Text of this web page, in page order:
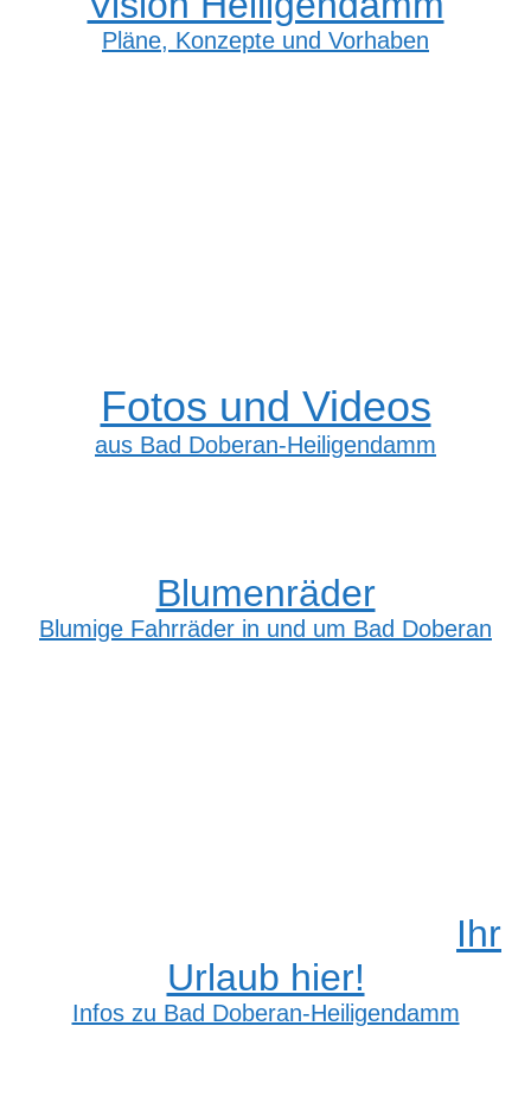
Pläne, Konzepte und Vorhaben
Fotos und Videos
aus Bad Doberan-Heiligendamm
Blumenräder
Blumige Fahrräder in und um Bad Doberan
Ihr
Urlaub hier!
Infos zu Bad Doberan-Heiligendamm